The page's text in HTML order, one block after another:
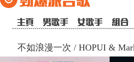
不如浪漫一次 / HOPUI &